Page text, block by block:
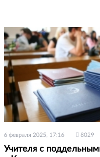
6 февраля 2025, 17:16 8029
Учителя с